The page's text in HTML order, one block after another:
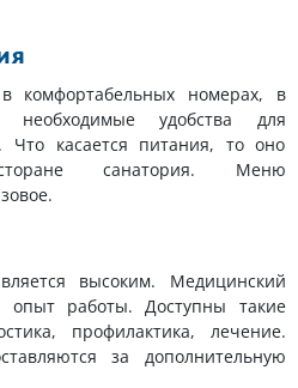
комфортабельных номерах, в
необходимые удобства для
Что касается питания, то оно
санатория. Меню
высоким. Медицинский
опыт работы. Доступны такие
профилактика, лечение.
за дополнительную